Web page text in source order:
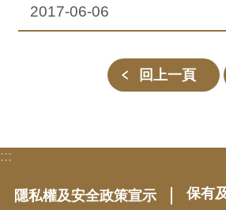
2017-06-06
回上一頁
:::
隱私權及安全政策宣示
保有